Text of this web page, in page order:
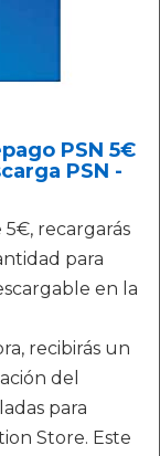
PSN 5€
PSN -
recargarás
para
en la
recibirás un
del
para
Store. Este